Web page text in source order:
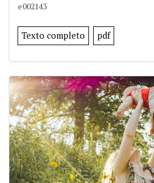
e002143
Texto completo pdf